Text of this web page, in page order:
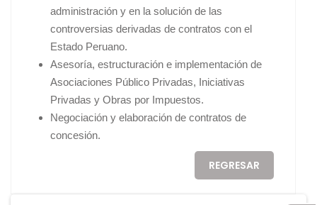
administración y en la solución de las
controversias derivadas de contratos con el
Estado Peruano.
Asesoría, estructuración e implementación de
Asociaciones Público Privadas, Iniciativas
Privadas y Obras por Impuestos.
Negociación y elaboración de contratos de
concesión.
REGRESAR